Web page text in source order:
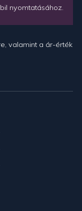
nyomtatásához.
valamint a ár-érték